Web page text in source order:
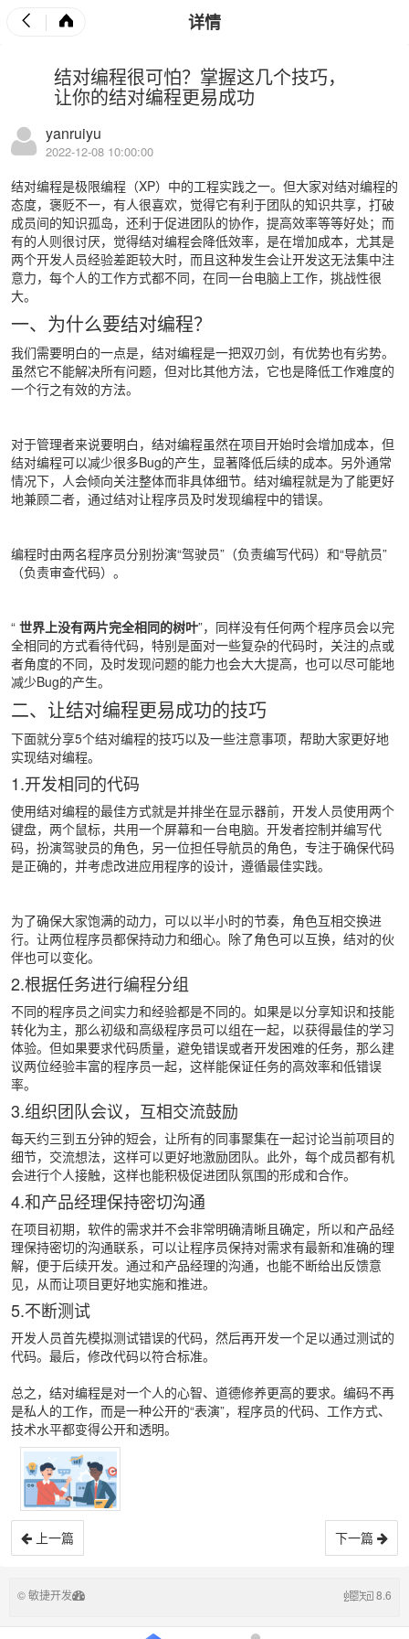
详情
结对编程很可怕？掌握这几个技巧，
让你的结对编程更易成功
yanruiyu
2022-12-08 10:00:00
结对编程是极限编程（XP）中的工程实践之一。但大家对结对编程的
态度，褒贬不一，有人很喜欢，觉得它有利于团队的知识共享，打破
成员间的知识孤岛，还利于促进团队的协作，提高效率等等好处；而
有的人则很讨厌，觉得结对编程会降低效率，是在增加成本，尤其是
两个开发人员经验差距较大时，而且这种发生会让开发这无法集中注
意力，每个人的工作方式都不同，在同一台电脑上工作，挑战性很
大。
一、为什么要结对编程？
我们需要明白的一点是，结对编程是一把双刃剑，有优势也有劣势。
虽然它不能解决所有问题，但对比其他方法，它也是降低工作难度的
一个行之有效的方法。
对于管理者来说要明白，结对编程虽然在项目开始时会增加成本，但
结对编程可以减少很多Bug的产生，显著降低后续的成本。另外通常
情况下，人会倾向关注整体而非具体细节。结对编程就是为了能更好
地兼顾二者，通过结对让程序员及时发现编程中的错误。
编程时由两名程序员分别扮演“驾驶员”（负责编写代码）和“导航员”
（负责审查代码）。
“ 世界上没有两片完全相同的树叶”，同样没有任何两个程序员会以完
全相同的方式看待代码，特别是面对一些复杂的代码时，关注的点或
者角度的不同，及时发现问题的能力也会大大提高，也可以尽可能地
减少Bug的产生。
二、让结对编程更易成功的技巧
下面就分享5个结对编程的技巧以及一些注意事项，帮助大家更好地
实现结对编程。
1.开发相同的代码
使用结对编程的最佳方式就是并排坐在显示器前，开发人员使用两个
键盘，两个鼠标，共用一个屏幕和一台电脑。开发者控制并编写代
码，扮演驾驶员的角色，另一位担任导航员的角色，专注于确保代码
是正确的，并考虑改进应用程序的设计，遵循最佳实践。
为了确保大家饱满的动力，可以以半小时的节奏，角色互相交换进
行。让两位程序员都保持动力和细心。除了角色可以互换，结对的伙
伴也可以变化。
2.根据任务进行编程分组
不同的程序员之间实力和经验都是不同的。如果是以分享知识和技能
转化为主，那么初级和高级程序员可以组在一起，以获得最佳的学习
体验。但如果要求代码质量，避免错误或者开发困难的任务，那么建
议两位经验丰富的程序员一起，这样能保证任务的高效率和低错误
率。
3.组织团队会议，互相交流鼓励
每天约三到五分钟的短会，让所有的同事聚集在一起讨论当前项目的
细节，交流想法，这样可以更好地激励团队。此外，每个成员都有机
会进行个人接触，这样也能积极促进团队氛围的形成和合作。
4.和产品经理保持密切沟通
在项目初期，软件的需求并不会非常明确清晰且确定，所以和产品经
理保持密切的沟通联系，可以让程序员保持对需求有最新和准确的理
解，便于后续开发。通过和产品经理的沟通，也能不断给出反馈意
见，从而让项目更好地实施和推进。
5.不断测试
开发人员首先模拟测试错误的代码，然后再开发一个足以通过测试的
代码。最后，修改代码以符合标准。
总之，结对编程是对一个人的心智、道德修养更高的要求。编码不再
是私人的工作，而是一种公开的“表演”，程序员的代码、工作方式、
技术水平都变得公开和透明。
上一篇 下一篇
© 敏捷开发 8.6